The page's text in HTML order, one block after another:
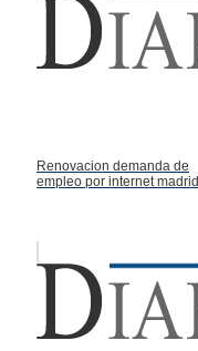
Renovacion demanda de
empleo por internet madrid